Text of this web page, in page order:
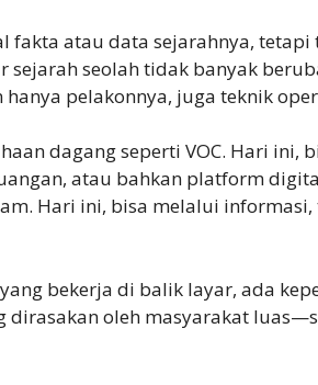
fakta atau data sejarahnya, tetapi
sejarah seolah tidak banyak
pelakonnya, juga teknik
dagang seperti VOC. Hari ini,
atau bahkan platform
Hari ini, bisa melalui informasi,
bekerja di balik layar, ada
dirasakan oleh masyarakat